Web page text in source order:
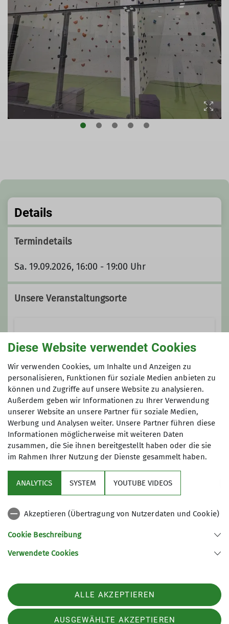
Details
Termindetails
Sa. 19.09.2026, 16:00 - 19:00 Uhr
Unsere Veranstaltungsorte
Kletterwand Dillingen
Ziegelstraße 10
89407 Dillingen
Anmeldung
Bitte gebt uns nach Möglichkeit eine kurze
Rückmeldung, ob ihr kommt.
Anfrage senden
Sektion
89407 Dillingen-Donaualtheim
Telefon +4990717700523
Diese Website verwendet Cookies
Wir verwenden Cookies, um Inhalte und Anzeigen zu
personalisieren, Funktionen für soziale Medien anbieten zu
können und Zugriffe auf unsere Website zu analysieren.
Außerdem geben wir Informationen zu Ihrer Verwendung
unserer Website an unsere Partner für soziale Medien,
Werbung und Analysen weiter. Unsere Partner führen diese
Informationen möglicherweise mit weiteren Daten
zusammen, die Sie ihnen bereitgestellt haben oder die sie
im Rahmen Ihrer Nutzung der Dienste gesammelt haben.
ANALYTICS SYSTEM YOUTUBE VIDEOS
Akzeptieren (Übertragung von Nutzerdaten und Cookie)
Cookie Beschreibung
Verwendete Cookies
ALLE AKZEPTIEREN
AUSGEWÄHLTE AKZEPTIEREN